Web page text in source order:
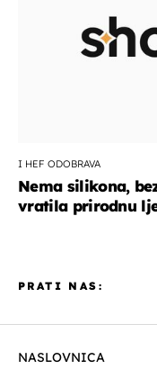
I HEF ODOBRAVA
Nema silikona,
vratila prirodnu
NASLOVNICA
PRATI NAS: